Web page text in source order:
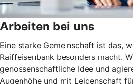
Arbeiten bei uns
Eine starke Gemeinschaft ist das,
Raiffeisenbank besonders macht.
genossenschaftliche Idee und
Augenhöhe und mit Leidenschaft